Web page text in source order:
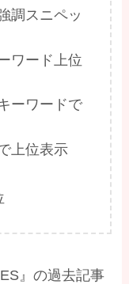
調スニペッ
ワード上位
ーワードで
上位表示
』の過去記事